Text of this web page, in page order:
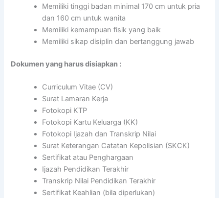
Memiliki tinggi badan minimal 170 cm untuk pria
dan 160 cm untuk wanita
Memiliki kemampuan fisik yang baik
Memiliki sikap disiplin dan bertanggung jawab
Dokumen yang harus disiapkan :
Curriculum Vitae (CV)
Surat Lamaran Kerja
Fotokopi KTP
Fotokopi Kartu Keluarga (KK)
Fotokopi Ijazah dan Transkrip Nilai
Surat Keterangan Catatan Kepolisian (SKCK)
Sertifikat atau Penghargaan
Ijazah Pendidikan Terakhir
Transkrip Nilai Pendidikan Terakhir
Sertifikat Keahlian (bila diperlukan)